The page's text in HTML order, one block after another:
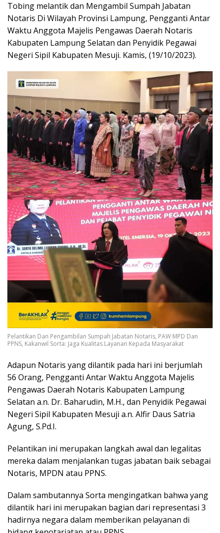
Tobing melantik dan Mengambil Sumpah Jabatan
Notaris Di Wilayah Provinsi Lampung, Pengganti Antar
Waktu Anggota Majelis Pengawas Daerah Notaris
Kabupaten Lampung Selatan dan Penyidik Pegawai
Negeri Sipil Kabupaten Mesuji. Kamis, (19/10/2023).
Pelantikan Dan Pengambilan Sumpah Jabatan Notaris, PAW MPD Dan
PPNS, Kakanwil Sorta: Jaga Kualitas Layanan Kepada Masyarakat
Adapun Notaris yang dilantik pada hari ini berjumlah
56 Orang, Pengganti Antar Waktu Anggota Majelis
Pengawas Daerah Notaris Kabupaten Lampung
Selatan a.n. Dr. Baharudin, M.H., dan Penyidik Pegawai
Negeri Sipil Kabupaten Mesuji a.n. Alfir Daus Satria
Agung, S.Pd.I.
Pelantikan ini merupakan langkah awal dan legalitas
mereka dalam menjalankan tugas jabatan baik sebagai
Notaris, MPDN atau PPNS.
Dalam sambutannya Sorta mengingatkan bahwa yang
dilantik hari ini merupakan bagian dari representasi 3
hadirnya negara dalam memberikan pelayanan di